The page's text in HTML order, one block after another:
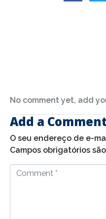
No comment yet, add
Add a
O seu endereço de e-
Campos obrigatórios